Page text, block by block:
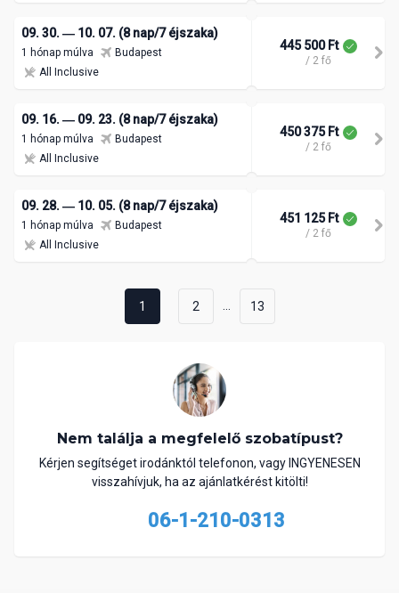
09. 30. ― 10. 07. (8 nap/7 éjszaka)
1 hónap múlva
Budapest
All Inclusive
445 500 Ft
/ 2 fő
09. 16. ― 09. 23. (8 nap/7 éjszaka)
1 hónap múlva
Budapest
All Inclusive
450 375 Ft
/ 2 fő
09. 28. ― 10. 05. (8 nap/7 éjszaka)
1 hónap múlva
Budapest
All Inclusive
451 125 Ft
/ 2 fő
1 2 ... 13
Nem találja a megfelelő szobatípust?
Kérjen segítséget irodánktól telefonon, vagy INGYENESEN
visszahívjuk, ha az ajánlatkérést kitölti!
06-1-210-0313